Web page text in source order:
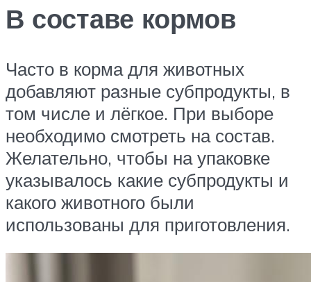
В составе кормов
Часто в корма для животных
добавляют разные субпродукты, в
том числе и лёгкое. При выборе
необходимо смотреть на состав.
Желательно, чтобы на упаковке
указывалось какие субпродукты и
какого животного были
использованы для приготовления.